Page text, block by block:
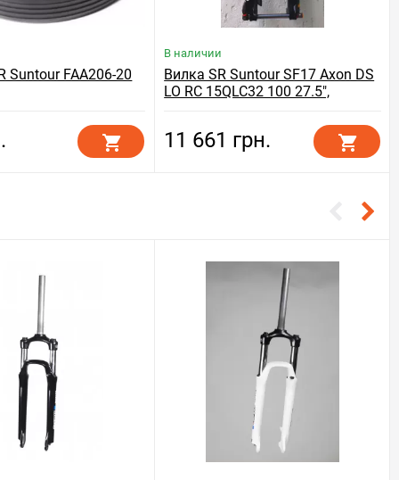
Suntour FAA206-20
В наличии
Вилка SR Suntour SF17 Axon DS
LO RC 15QLC32 100 27.5",
11 661 грн.